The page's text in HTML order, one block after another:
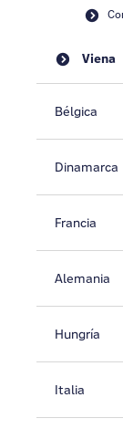
Viena
Bélgica
Dinamarca
Francia
Alemania
Hungría
Italia